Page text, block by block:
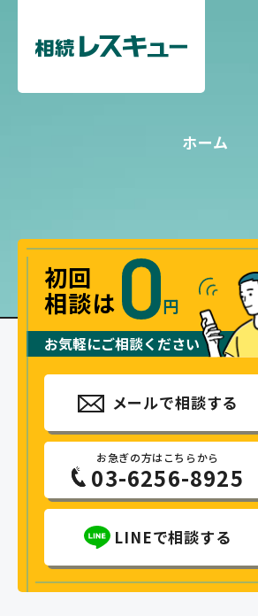
ホーム
初回
相談は 円
お気軽にご相談ください
メールで相談する
お急ぎの方はこちらから
03-6256-8925
LINEで相談する